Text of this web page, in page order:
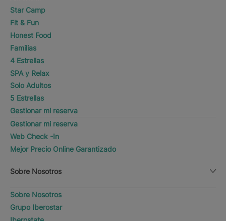
Star Camp
Fit & Fun
Honest Food
Familias
4 Estrellas
SPA y Relax
Solo Adultos
5 Estrellas
Gestionar mi reserva
Gestionar mi reserva
Web Check -In
Mejor Precio Online Garantizado
Sobre Nosotros
Sobre Nosotros
Grupo Iberostar